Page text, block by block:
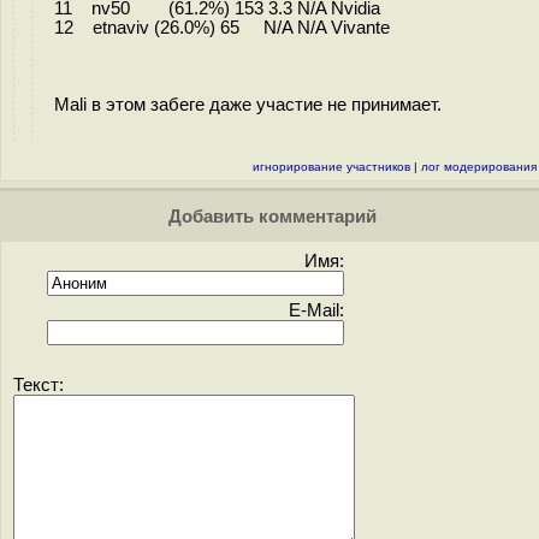
11 nv50 (61.2%) 153 3.3 N/A Nvidia
12 etnaviv (26.0%) 65 N/A N/A Vivante
Mali в этом забеге даже участие не принимает.
игнорирование участников | лог модерирования
Добавить комментарий
Имя:
E-Mail:
Текст: